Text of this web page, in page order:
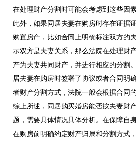
在处理财产分割时可能会考虑到这些因素
此外，如果同居夫妻在购房时存在证据
购置房产，比如合同上明确标注双方的
示双方是夫妻关系，那么法院在处理财
产为夫妻共同财产，并进行相应的分割
居夫妻在购房时签署了协议或者合同明
者财产分割方式，法院一般会根据合同
综上所述，同居购买婚房能否按夫妻财
题，需要具体情况具体分析。在保障自
在购房前明确约定财产归属和分割方式